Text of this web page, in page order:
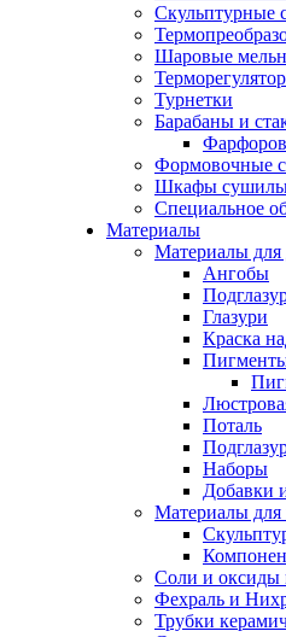
Скульптурные
Шаровые
Турнетки
Барабаны и
Формовочные
Шкафы
Специальное
Материалы
Материалы для
Ангобы
Глазури
Краска
Поталь
Наборы
Добавки
Материалы для
Соли и оксиды
Фехраль и
Трубки